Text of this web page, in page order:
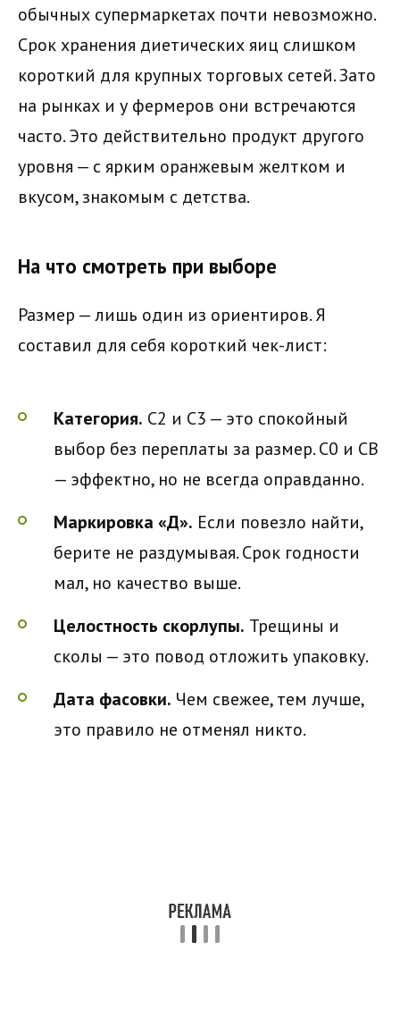
обычных супермаркетах почти невозможно.
Срок хранения диетических яиц слишком
короткий для крупных торговых сетей. Зато
на рынках и у фермеров они встречаются
часто. Это действительно продукт другого
уровня — с ярким оранжевым желтком и
вкусом, знакомым с детства.
На что смотреть при выборе
Размер — лишь один из ориентиров. Я
составил для себя короткий чек-лист:
Категория. С2 и С3 — это спокойный
выбор без переплаты за размер. С0 и СВ
— эффектно, но не всегда оправданно.
Маркировка «Д». Если повезло найти,
берите не раздумывая. Срок годности
мал, но качество выше.
Целостность скорлупы. Трещины и
сколы — это повод отложить упаковку.
Дата фасовки. Чем свежее, тем лучше,
это правило не отменял никто.